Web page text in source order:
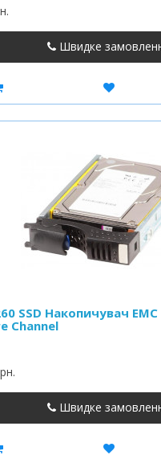
Швидке
SSD Накопичувач
Channel
Швидке